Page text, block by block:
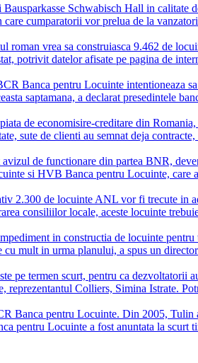
Schwabisch Hall in calitate
cumparatorii vor prelua de la
roman vrea sa construiasca 9.462 de
potrivit datelor afisate pe pagina de
Banca pentru Locuinte intentioneaza
saptamana, a declarat presedintele
de economisire-creditare din Romania,
sute de clienti au semnat deja
de functionare din partea BNR,
si HVB Banca pentru Locuinte, care
2.300 de locuinte ANL vor fi trecute in
consiliilor locale, aceste locuinte
in constructia de locuinte
mult in urma planului, a spus un
pe termen scurt, pentru ca dezvoltatorii
Colliers, Simina Istrate.
Banca pentru Locuinte. Din 2005,
pentru Locuinte a fost anuntata la scurt